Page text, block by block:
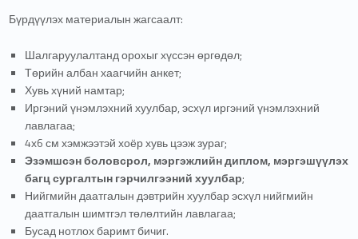
Бүрдүүлэх материалын жагсаалт:
Шалгаруулалтанд орохыг хүссэн өргөдөл;
Төрийн албан хаагчийн анкет;
Хувь хүний намтар;
Иргэний үнэмлэхний хуулбар, эсхүл иргэний үнэмлэхний
лавлагаа;
4х6 см хэмжээтэй хоёр хувь цээж зураг;
Эзэмшсэн боловсрол, мэргэжлийн диплом, мэргэшүүлэх
багц сургалтын гэрчилгээний хуулбар;
Нийгмийн даатгалын дэвтрийн хуулбар эсхүл нийгмийн
даатгалын шимтгэл төлөлтийн лавлагаа;
Бусад нотлох баримт бичиг.